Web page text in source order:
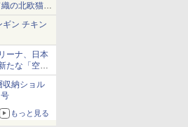
の北欧猫デ
ギン チキン
ーナ、日本
たな「空港
収納ショル
もっと見る